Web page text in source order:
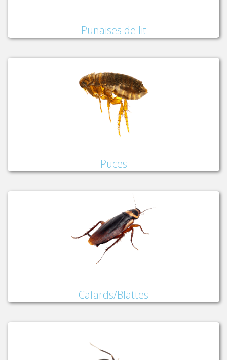
Punaises de lit
Puces
Cafards/Blattes